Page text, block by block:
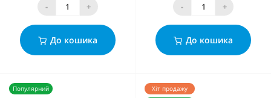
- +
До кошика
- +
До кошика
Популярний
Хіт продажу